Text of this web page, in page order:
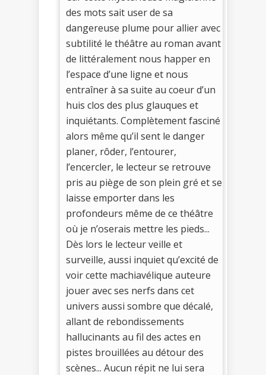
des mots sait user de sa
dangereuse plume pour allier avec
subtilité le théâtre au roman avant
de littéralement nous happer en
l’espace d’une ligne et nous
entraîner à sa suite au coeur d’un
huis clos des plus glauques et
inquiétants. Complètement fasciné
alors même qu’il sent le danger
planer, rôder, l’entourer,
l’encercler, le lecteur se retrouve
pris au piège de son plein gré et se
laisse emporter dans les
profondeurs même de ce théâtre
où je n’oserais mettre les pieds...
Dès lors le lecteur veille et
surveille, aussi inquiet qu’excité de
voir cette machiavélique auteure
jouer avec ses nerfs dans cet
univers aussi sombre que décalé,
allant de rebondissements
hallucinants au fil des actes en
pistes brouillées au détour des
scènes... Aucun répit ne lui sera